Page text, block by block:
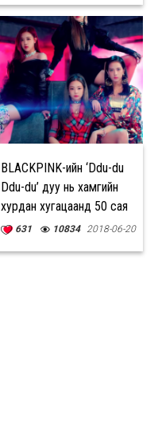
BLACKPINK-ийн ‘Ddu-du
Ddu-du’ дуу нь хамгийн
хурдан хугацаанд 50 сая
хандалт авчээ
631 10834 2018-06-20